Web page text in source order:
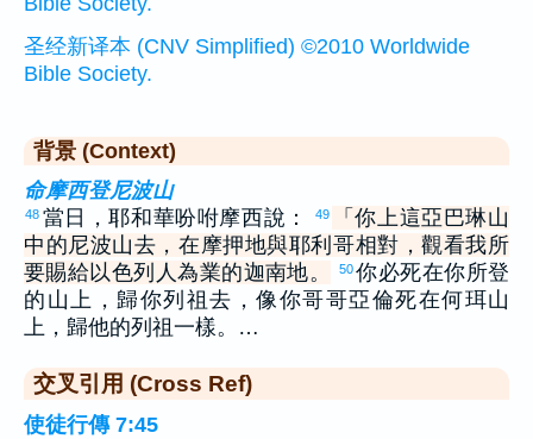
圣经新译本 (CNV Simplified) ©2010 Worldwide
Bible Society.
背景 (Context)
命摩西登尼波山
48 當日，耶和華吩咐摩西說： 49
「你上這亞巴琳山
中的尼波山去，在摩押地與耶利哥相對，觀看我所
要賜給以色列人為業的迦南地。
50你必死在你所登
的山上，歸你列祖去，像你哥哥亞倫死在何珥山
上，歸他的列祖一樣。…
交叉引用 (Cross Ref)
使徒行傳 7:45